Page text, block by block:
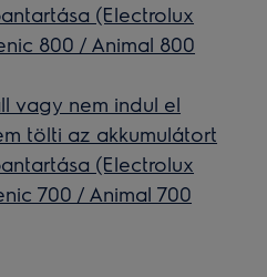
(Electrolux
800 / Animal 800
vagy nem indul el
tölti az akkumulátort
(Electrolux
700 / Animal 700